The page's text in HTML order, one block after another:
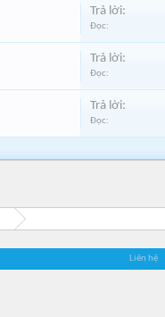
Trả lời:
Đọc:
Trả lời:
Đọc:
Trả lời:
Đọc:
Liên hệ